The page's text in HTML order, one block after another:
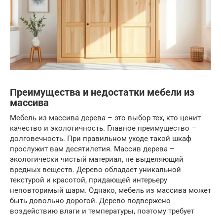
Преимущества и недостатки мебели из
массива
Мебель из массива дерева – это выбор тех, кто ценит
качество и экологичность. Главное преимущество –
долговечность. При правильном уходе такой шкаф
прослужит вам десятилетия. Массив дерева –
экологически чистый материал, не выделяющий
вредных веществ. Дерево обладает уникальной
текстурой и красотой, придающей интерьеру
неповторимый шарм. Однако, мебель из массива может
быть довольно дорогой. Дерево подвержено
воздействию влаги и температуры, поэтому требует